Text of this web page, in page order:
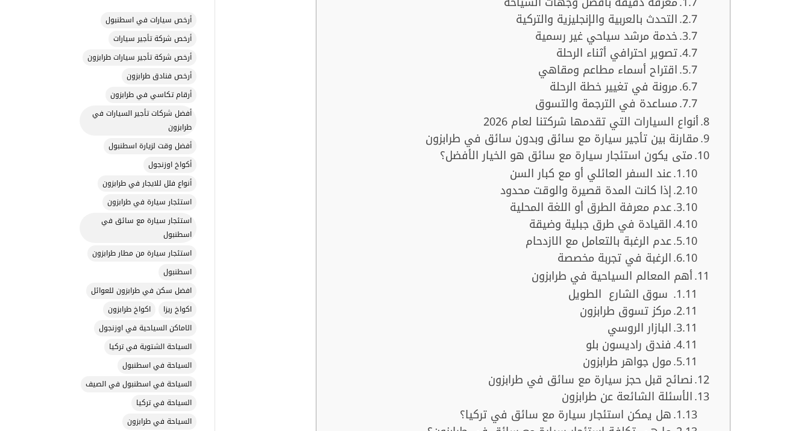
التحدث بالعربية والإنجليزية والتركية
خدمة مرشد سياحي غير رسمية
تصوير احترافي أثناء الرحلة
اقتراح أسماء مطاعم ومقاهي
مرونة في تغيير خطة الرحلة
مساعدة في الترجمة والتسوق
أنواع السيارات التي تقدمها شركتنا لعام 2026
مقارنة بين تأجير سيارة مع سائق وبدون سائق في طرابزون
متى يكون استئجار سيارة مع سائق هو الخيار الأفضل؟
عند السفر العائلي أو مع كبار السن
إذا كانت المدة قصيرة والوقت محدود
عدم معرفة الطرق أو اللغة المحلية
القيادة في طرق جبلية وضيقة
عدم الرغبة بالتعامل مع الازدحام
الرغبة في تجربة مخصصة
أهم المعالم السياحية في طرابزون
سوق الشارع الطويل
مركز تسوق طرابزون
البازار الروسي
فندق راديسون بلو
مول جواهر طرابزون
نصائح قبل حجز سيارة مع سائق في طرابزون
الأسئلة الشائعة عن طرابزون
هل يمكن استئجار سيارة مع سائق في تركيا؟
أرخص سيارات في اسطنبول
أرخص شركة تأجير سيارات
أرخص شركة تأجير سيارات طرابزون
أرخص فنادق طرابزون
أرقام تكاسي في طرابزون
أفضل شركات تأجير السيارات في
طرابزون
أفضل وقت لزيارة اسطنبول
أكواخ اوزنجول
أنواع فلل للايجار في طرابزون
استئجار سيارة في طرابزون
استئجار سيارة مع سائق في
اسطنبول
استئجار سيارة من مطار طرابزون
اسطنبول
افضل سكن في طرابزون للعوائل
اكواخ ريزا
اكواخ طرابزون
الاماكن السياحية في اوزنجول
السياحة الشتوية في تركيا
السياحة في اسطنبول
السياحة في اسطنبول في الصيف
السياحة في تركيا
السياحة في طرابزون